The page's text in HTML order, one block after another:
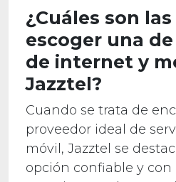
¿Cuáles son
escoger una
de internet y
Jazztel?
Cuando se trata de
proveedor ideal de
móvil, Jazztel se
opción confiable y